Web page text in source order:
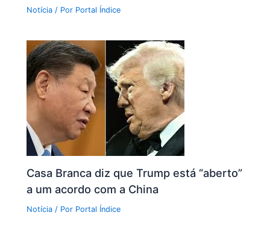
Notícia / Por Portal Índice
Casa Branca diz que Trump está “aberto”
a um acordo com a China
Notícia / Por Portal Índice